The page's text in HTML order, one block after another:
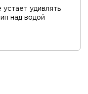
удивлять
над водой